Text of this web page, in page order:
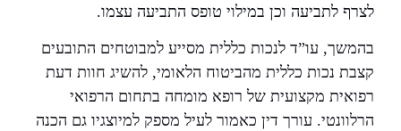
לצרף לתביעה וכן במילוי טופס התביעה עצמו.
בהמשך, עו”ד לנכות כללית מסייע למבוטחים התובעים
קצבת נכות כללית מהביטוח הלאומי, להשיג חוות דעת
רפואית מקצועית של רופא מומחה בתחום הרפואי
הרלוונטי. עורך דין כאמור לעיל מספק למיוצגיו גם הכנה